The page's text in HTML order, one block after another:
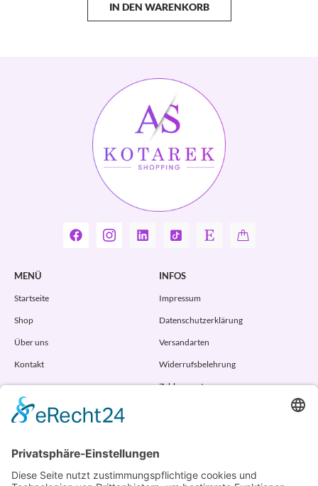
IN DEN WARENKORB
MENÜ
Startseite
Shop
Über uns
Kontakt
INFOS
Impressum
Datenschutzerklärung
Versandarten
Widerrufsbelehrung
Zahlungsarten